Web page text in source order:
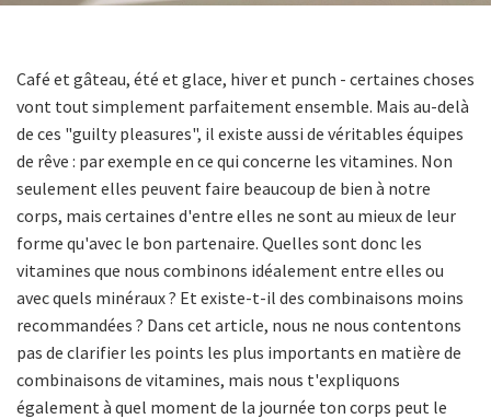
Café et gâteau, été et glace, hiver et punch - certaines choses
vont tout simplement parfaitement ensemble. Mais au-delà
de ces "guilty pleasures", il existe aussi de véritables équipes
de rêve : par exemple en ce qui concerne les vitamines. Non
seulement elles peuvent faire beaucoup de bien à notre
corps, mais certaines d'entre elles ne sont au mieux de leur
forme qu'avec le bon partenaire. Quelles sont donc les
vitamines que nous combinons idéalement entre elles ou
avec quels minéraux ? Et existe-t-il des combinaisons moins
recommandées ? Dans cet article, nous ne nous contentons
pas de clarifier les points les plus importants en matière de
combinaisons de vitamines, mais nous t'expliquons
également à quel moment de la journée ton corps peut le